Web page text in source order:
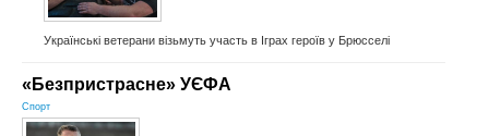
Українські ветерани візьмуть участь в Іграх героїв у Брюсселі
«Безпристрасне» УЄФА
Спорт